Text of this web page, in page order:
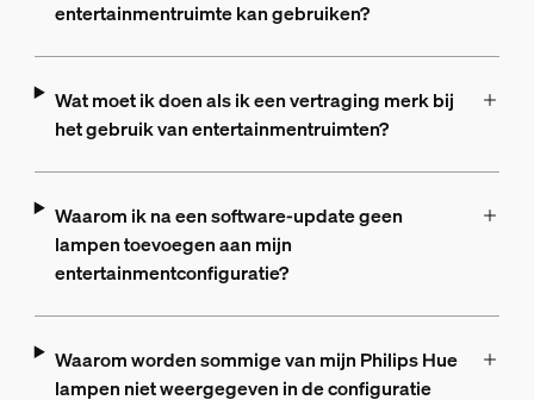
entertainmentruimte kan gebruiken?
Wat moet ik doen als ik een vertraging merk bij
het gebruik van entertainmentruimten?
Waarom ik na een software-update geen
lampen toevoegen aan mijn
entertainmentconfiguratie?
Waarom worden sommige van mijn Philips Hue
lampen niet weergegeven in de configuratie